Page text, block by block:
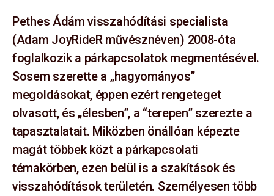
Pethes Ádám visszahódítási specialista
(Adam JoyRideR művésznéven) 2008-óta
foglalkozik a párkapcsolatok megmentésével.
Sosem szerette a „hagyományos”
megoldásokat, éppen ezért rengeteget
olvasott, és „élesben”, a “terepen” szerezte a
tapasztalatait. Miközben önállóan képezte
magát többek közt a párkapcsolati
témakörben, ezen belül is a szakítások és
visszahódítások területén. Személyesen több